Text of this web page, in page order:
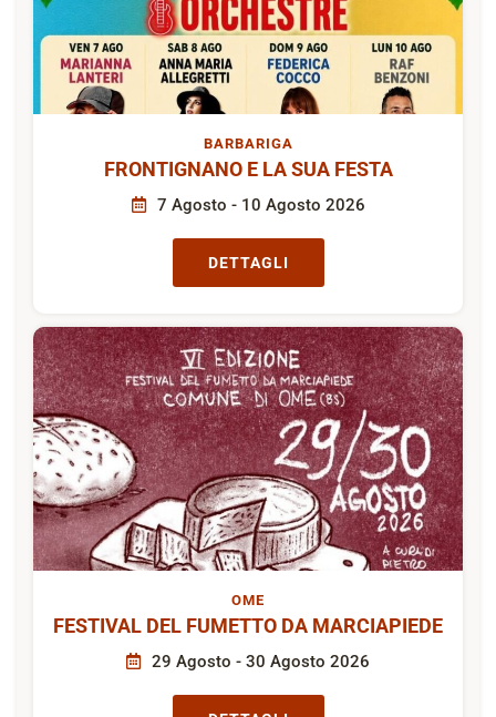
BARBARIGA
FRONTIGNANO E LA SUA FESTA
7 Agosto - 10 Agosto 2026
DETTAGLI
OME
FESTIVAL DEL FUMETTO DA MARCIAPIEDE
29 Agosto - 30 Agosto 2026